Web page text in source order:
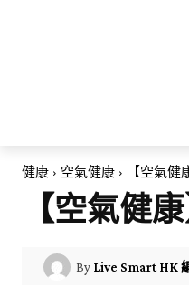
健康 空氣健康 【空氣
【空氣健
By Live Smart HK